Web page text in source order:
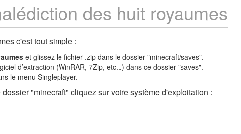
des huit royaumes
c'est tout simple :
et glissez le fichier .zip dans le dossier "minecraft/saves".
d’extraction (WinRAR, 7Zip, etc...) dans ce dossier "saves".
le menu Singleplayer.
"minecraft" cliquez sur votre système d'exploitation :